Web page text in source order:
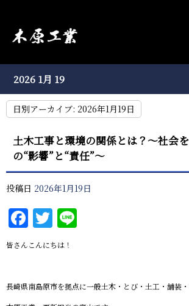
2026 1月 19
日別アーカイブ: 2026年1月19日
土木工事と環境の関係とは？～社会
の“影響”と“責任”～
投稿日 2026年1月19日
Facebook
Twitter
皆さんこんにちは！
長崎県南島原市を拠点に一般土木・とび・土工・舗装